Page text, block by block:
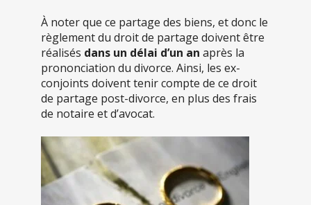
À noter que ce partage des biens, et donc le
règlement du droit de partage doivent être
réalisés dans un délai d’un an après la
prononciation du divorce. Ainsi, les ex-
conjoints doivent tenir compte de ce droit
de partage post-divorce, en plus des frais
de notaire et d’avocat.